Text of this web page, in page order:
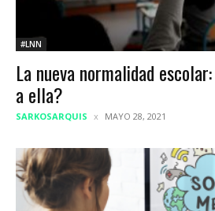
#LNN
La nueva normalidad
a ella?
SARKOSARQUIS MAYO 28, 2021